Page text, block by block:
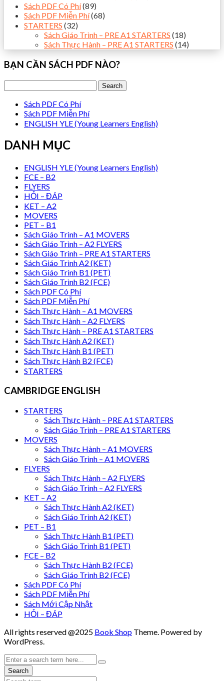
Sách PDF Có Phí(89)
Sách PDF Miễn Phí(68)
STARTERS (32)
Sách Giáo Trình – PRE A1 STARTERS (18)
Sách Thực Hành – PRE A1 STARTERS (14)
BẠN CẦN SÁCH PDF NÀO?
Sách PDF Có Phí
Sách PDF Miễn Phí
ENGLISH YLE (Young Learners English)
DANH MỤC
ENGLISH YLE (Young Learners English)
FCE – B2
FLYERS
HỎI – ĐÁP
KET – A2
MOVERS
PET – B1
Sách Giáo Trình – A1 MOVERS
Sách Giáo Trình – A2 FLYERS
Sách Giáo Trình – PRE A1 STARTERS
Sách Giáo Trình A2 (KET)
Sách Giáo Trình B1 (PET)
Sách Giáo Trình B2 (FCE)
Sách PDF Có Phí
Sách PDF Miễn Phí
Sách Thực Hành – A1 MOVERS
Sách Thực Hành – A2 FLYERS
Sách Thực Hành – PRE A1 STARTERS
Sách Thực Hành A2 (KET)
Sách Thực Hành B1 (PET)
Sách Thực Hành B2 (FCE)
STARTERS
CAMBRIDGE ENGLISH
STARTERS
Sách Thực Hành – PRE A1 STARTERS
Sách Giáo Trình – PRE A1 STARTERS
MOVERS
Sách Thực Hành – A1 MOVERS
Sách Giáo Trình – A1 MOVERS
FLYERS
Sách Thực Hành – A2 FLYERS
Sách Giáo Trình – A2 FLYERS
KET – A2
Sách Thực Hành A2 (KET)
Sách Giáo Trình A2 (KET)
PET – B1
Sách Thực Hành B1 (PET)
Sách Giáo Trình B1 (PET)
FCE – B2
Sách Thực Hành B2 (FCE)
Sách Giáo Trình B2 (FCE)
Sách PDF Có Phí
Sách PDF Miễn Phí
Sách Mới Cập Nhật
HỎI – ĐÁP
All rights reserved @2025 Book Shop Theme. Powered by
WordPress.
Search